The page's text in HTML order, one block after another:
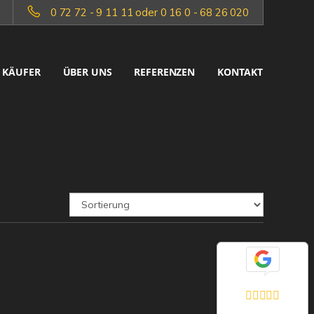
0 72 72 - 9 11 11 oder 0 16 0 - 68 26 020
KÄUFER ÜBER UNS REFERENZEN KONTAKT